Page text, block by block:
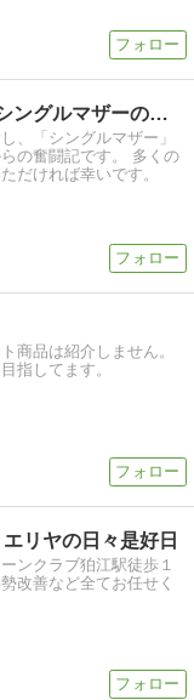
半世紀を生き抜いた！ シングルマザーの奮闘記
、「シングルマザー」
の奮闘記です。 多くの
だければ幸いです。
商品は紹介しません。
指してます。
リヤの日々是好日
ンクラブ狛江駅徒歩１
改善など全てお任せく